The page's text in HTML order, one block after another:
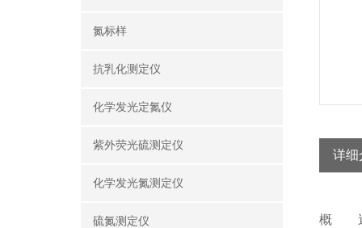
氮标样
抗乳化测定仪
化学发光定氮仪
紫外荧光硫测定仪
化学发光氮测定仪
硫氮测定仪
详细
概